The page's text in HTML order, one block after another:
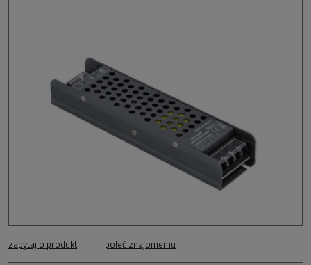
zapytaj o produkt poleć znajomemu